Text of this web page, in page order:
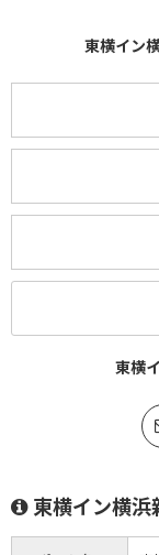
東横イン
東横
東横イン横